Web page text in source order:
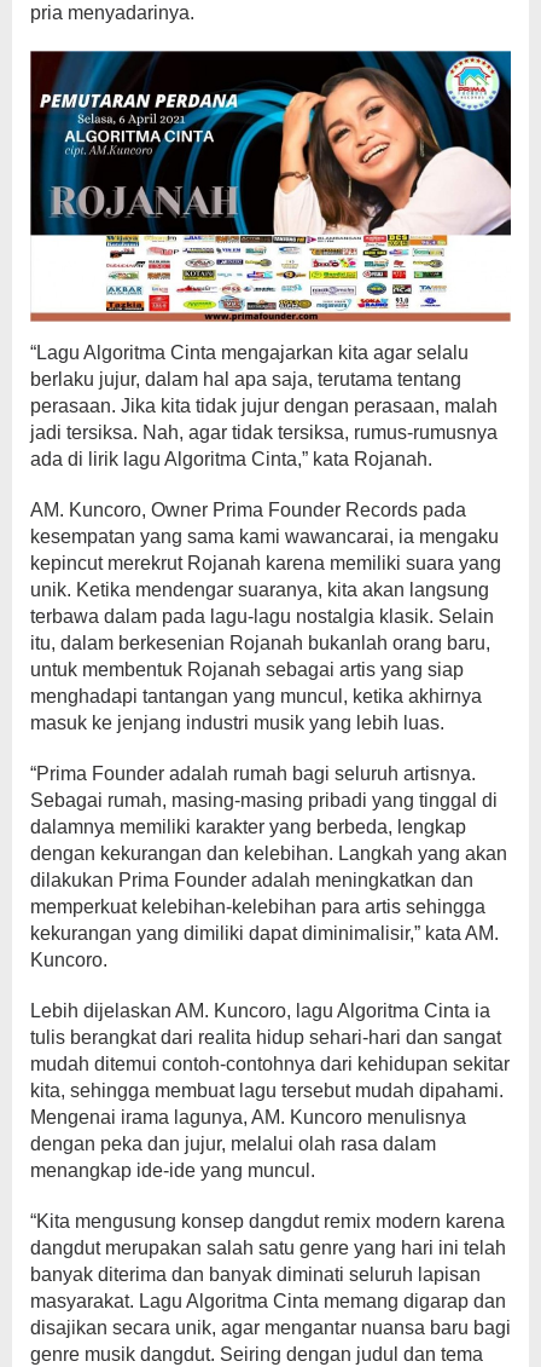
pria menyadarinya.
“Lagu Algoritma Cinta mengajarkan kita agar selalu
berlaku jujur, dalam hal apa saja, terutama tentang
perasaan. Jika kita tidak jujur dengan perasaan, malah
jadi tersiksa. Nah, agar tidak tersiksa, rumus-rumusnya
ada di lirik lagu Algoritma Cinta,” kata Rojanah.
AM. Kuncoro, Owner Prima Founder Records pada
kesempatan yang sama kami wawancarai, ia mengaku
kepincut merekrut Rojanah karena memiliki suara yang
unik. Ketika mendengar suaranya, kita akan langsung
terbawa dalam pada lagu-lagu nostalgia klasik. Selain
itu, dalam berkesenian Rojanah bukanlah orang baru,
untuk membentuk Rojanah sebagai artis yang siap
menghadapi tantangan yang muncul, ketika akhirnya
masuk ke jenjang industri musik yang lebih luas.
“Prima Founder adalah rumah bagi seluruh artisnya.
Sebagai rumah, masing-masing pribadi yang tinggal di
dalamnya memiliki karakter yang berbeda, lengkap
dengan kekurangan dan kelebihan. Langkah yang akan
dilakukan Prima Founder adalah meningkatkan dan
memperkuat kelebihan-kelebihan para artis sehingga
kekurangan yang dimiliki dapat diminimalisir,” kata AM.
Kuncoro.
Lebih dijelaskan AM. Kuncoro, lagu Algoritma Cinta ia
tulis berangkat dari realita hidup sehari-hari dan sangat
mudah ditemui contoh-contohnya dari kehidupan sekitar
kita, sehingga membuat lagu tersebut mudah dipahami.
Mengenai irama lagunya, AM. Kuncoro menulisnya
dengan peka dan jujur, melalui olah rasa dalam
menangkap ide-ide yang muncul.
“Kita mengusung konsep dangdut remix modern karena
dangdut merupakan salah satu genre yang hari ini telah
banyak diterima dan banyak diminati seluruh lapisan
masyarakat. Lagu Algoritma Cinta memang digarap dan
disajikan secara unik, agar mengantar nuansa baru bagi
genre musik dangdut. Seiring dengan judul dan tema